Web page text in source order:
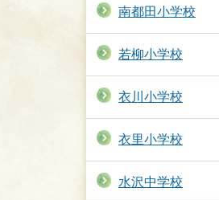
南都田小学校
若柳小学校
衣川小学校
衣里小学校
水沢中学校